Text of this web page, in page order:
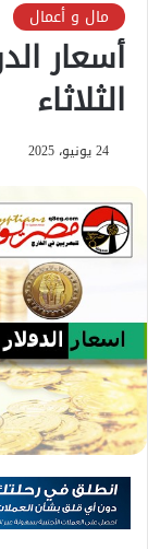
مال و أعمال
أسعار
الثلاثاء
24 يونيو، 2025